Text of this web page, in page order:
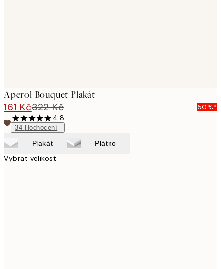
Aperol Bouquet Plakát
161 Kč322 Kč
50%*
4.8
34 Hodnocení
Plakát Plátno
Vybrat velikost